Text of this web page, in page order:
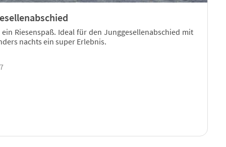
Riesenspaß. Ideal für den Junggesellenabschied mit
nachts ein super Erlebnis.